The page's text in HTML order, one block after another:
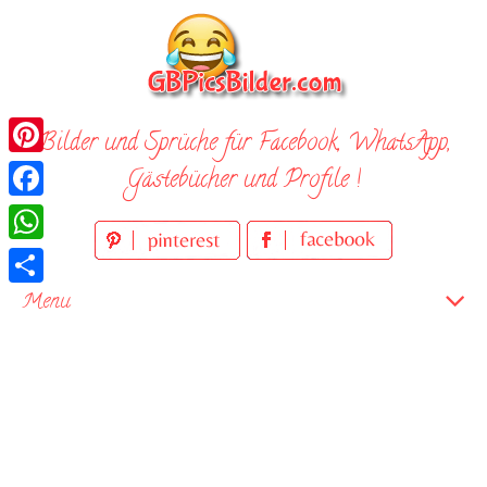
Bilder und Sprüche für Facebook, WhatsApp,
Gästebücher und Profile !
Menu
Pinterest
Facebook
WhatsApp
Teilen